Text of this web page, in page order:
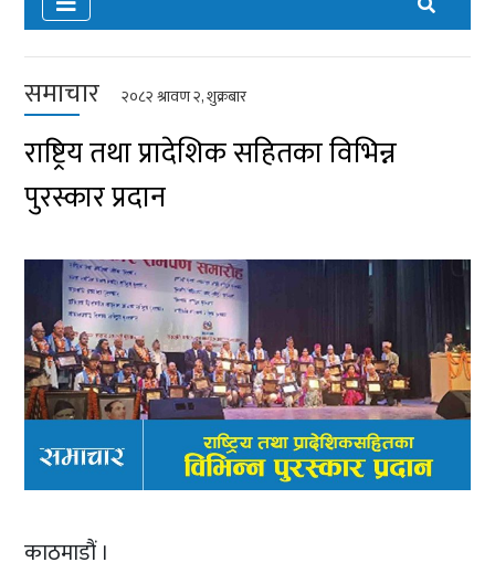
समाचार २०८२ श्रावण २, शुक्रबार
राष्ट्रिय तथा प्रादेशिक सहितका विभिन्न
पुरस्कार प्रदान
काठमाडौं ।